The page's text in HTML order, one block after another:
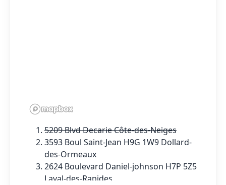
5209 Blvd Decarie Côte-des-Neiges
3593 Boul Saint-Jean H9G 1W9 Dollard-
des-Ormeaux
2624 Boulevard Daniel-johnson H7P 5Z5
Laval-des-Rapides